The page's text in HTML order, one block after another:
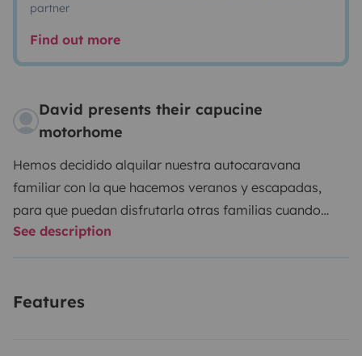
partner
Find out more
David presents their capucine
motorhome
Hemos decidido alquilar nuestra autocaravana
familiar con la que hacemos veranos y escapadas,
para que puedan disfrutarla otras familias cuando
nosotros no la utilizamos.
Está equipada con todo lo necesario para realizar un
See description
Features